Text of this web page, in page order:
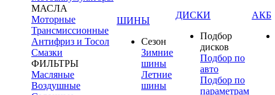
МАСЛА
Моторные
Трансмиссионные
Антифриз и Тосол
Смазки
ФИЛЬТРЫ
Масляные
Воздушные
ШИНЫ
Сезон
Зимние
шины
Летние
шины
ДИСКИ
Подбор
дисков
Подбор по
авто
Подбор по
параметрам
АКБ